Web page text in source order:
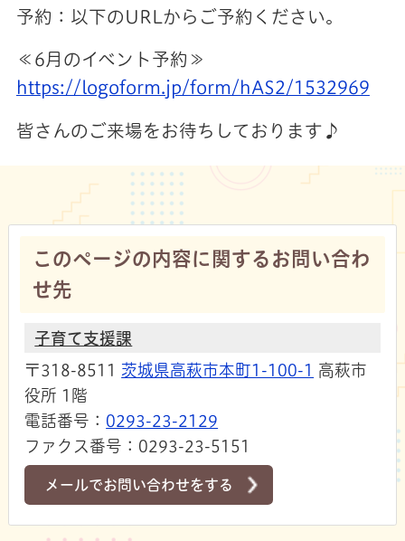
予約：以下のURLからご予約ください。
≪6月のイベント予約≫
https://logoform.jp/form/hAS2/1532969
皆さんのご来場をお待ちしております♪
このページの内容に関するお問い合わ
せ先
子育て支援課
〒318-8511 茨城県高萩市本町1-100-1 高萩市
役所 1階
電話番号： 0293-23-2129
ファクス番号：0293-23-5151
メールでお問い合わせをする